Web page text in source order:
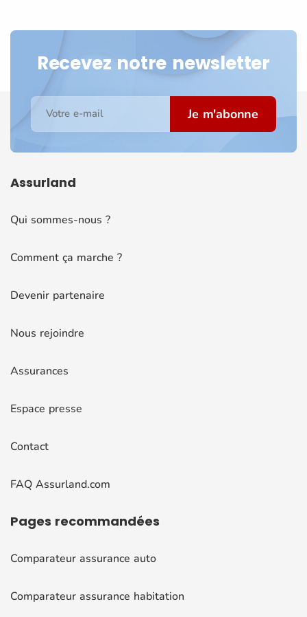
Recevez notre newsletter
Votre e-mail Je m'abonne
Assurland
Qui sommes-nous ?
Comment ça marche ?
Devenir partenaire
Nous rejoindre
Assurances
Espace presse
Contact
FAQ Assurland.com
Pages recommandées
Comparateur assurance auto
Comparateur assurance habitation